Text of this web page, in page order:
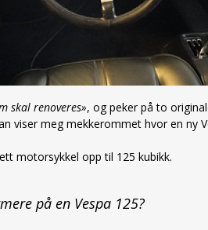
skal renoveres», og peker på to
viser meg mekkerommet hvor en ny
motorsykkel opp til 125 kubikk.
på en Vespa 125?